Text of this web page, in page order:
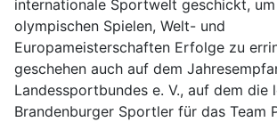
internationale Sportwelt geschickt,
olympischen Spielen, Welt- und
Europameisterschaften Erfolge zu
geschehen auch auf dem
Landessportbundes e. V., auf dem die
Brandenburger Sportler für das Team